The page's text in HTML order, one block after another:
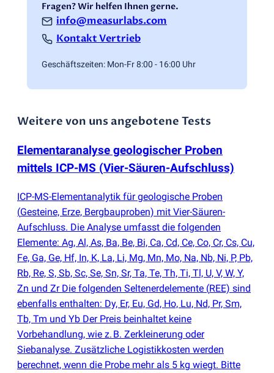
Fragen? Wir helfen Ihnen gerne.
info@measurlabs.com
Kontakt Vertrieb
Geschäftszeiten: Mon-Fr 8:00 - 16:00 Uhr
Weitere von uns angebotene Tests
Elementaranalyse geologischer Proben
mittels ICP-MS (Vier-Säuren-Aufschluss)
ICP-MS-Elementanalytik für geologische Proben
(Gesteine, Erze, Bergbauproben) mit Vier-Säuren-
Aufschluss. Die Analyse umfasst die folgenden
Elemente: Ag, Al, As, Ba, Be, Bi, Ca, Cd, Ce, Co, Cr, Cs, Cu,
Fe, Ga, Ge, Hf, In, K, La, Li, Mg, Mn, Mo, Na, Nb, Ni, P, Pb,
Rb, Re, S, Sb, Sc, Se, Sn, Sr, Ta, Te, Th, Ti, Tl, U, V, W, Y,
Zn und Zr Die folgenden Seltenerdelemente (REE) sind
ebenfalls enthalten: Dy, Er, Eu, Gd, Ho, Lu, Nd, Pr, Sm,
Tb, Tm und Yb Der Preis beinhaltet keine
Vorbehandlung, wie z. B. Zerkleinerung oder
Siebanalyse. Zusätzliche Logistikkosten werden
berechnet, wenn die Probe mehr als 5 kg wiegt. Bitte